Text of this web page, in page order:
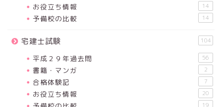
お役立ち情報 14
予備校の比較 14
宅建士試験 104
平成２９年過去問 56
書籍・マンガ 2
合格体験記 7
お役立ち情報 20
19